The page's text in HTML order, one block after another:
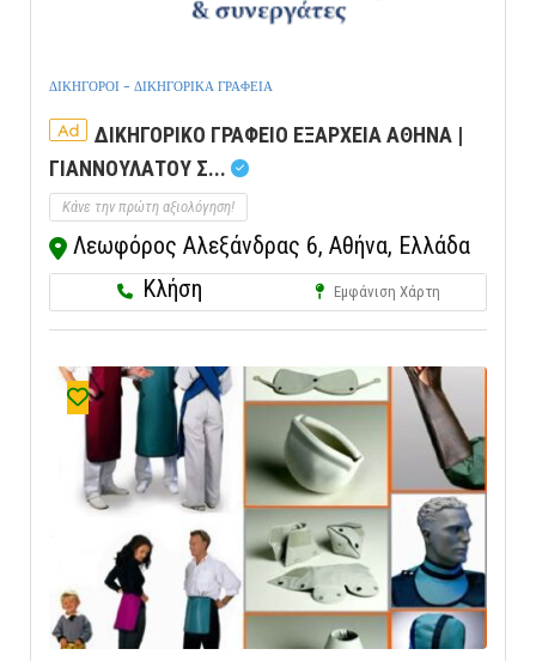
ΔΙΚΗΓΟΡΟΙ - ΔΙΚΗΓΟΡΙΚΑ ΓΡΑΦΕΙΑ
Ad
ΔΙΚΗΓΟΡΙΚΟ ΓΡΑΦΕΙΟ ΕΞΑΡΧΕΙΑ ΑΘΗΝΑ |
ΓΙΑΝΝΟΥΛΑΤΟΥ Σ...
Κάνε την πρώτη αξιολόγηση!
Λεωφόρος Αλεξάνδρας 6, Αθήνα, Ελλάδα
Κλήση
Εμφάνιση Χάρτη